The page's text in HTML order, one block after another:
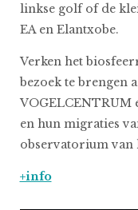
linkse golf of de
EA en Elantxobe.
Verken het
bezoek te brengen
VOGELCENTRUM
en hun migraties
observatorium van
+info